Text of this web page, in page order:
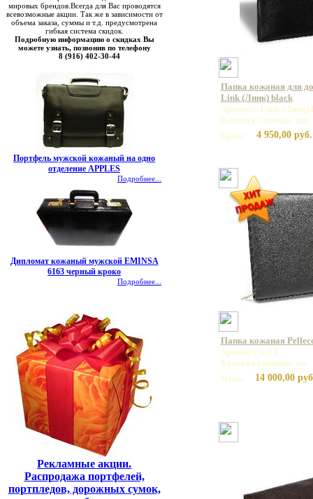
мировых брендов.Всегда для Вас проводятся
всевозможные акции. Так же в зависимости от
объема заказа, суммы и т.д. предусмотрена
гибкая система скидок.
Подробную информацию о скидках Вы
можете узнать, позвонив по телефону
8 (916) 402-30-44
Портфель мужской кожаный на одно
отделение APPLES
Подробнее...
Дипломат кожаный мужской EMINSA
6163 черный кроко
Подробнее...
Рекламные акции.
Распродажа портфелей,
портпледов, дорожных сумок,
Папка кожаная для
Link (Линк) black
Артикул: Link (Линк)
Базовая единица: шт
Цена:
4 950,00 руб.
Папка кожаная
Артикул: ss23
Базовая единица: шт
Цена:
14 000,00